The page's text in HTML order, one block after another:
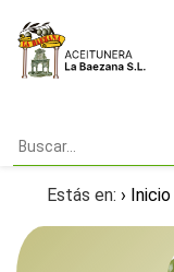
Estás en: › Inicio